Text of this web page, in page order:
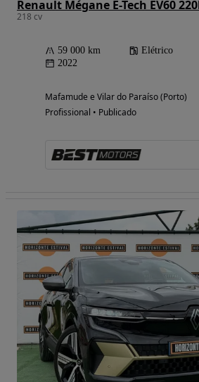
218 cv
59 000 km Elétrico
2022
Mafamude e Vilar do Paraíso (Porto)
Profissional • Publicado